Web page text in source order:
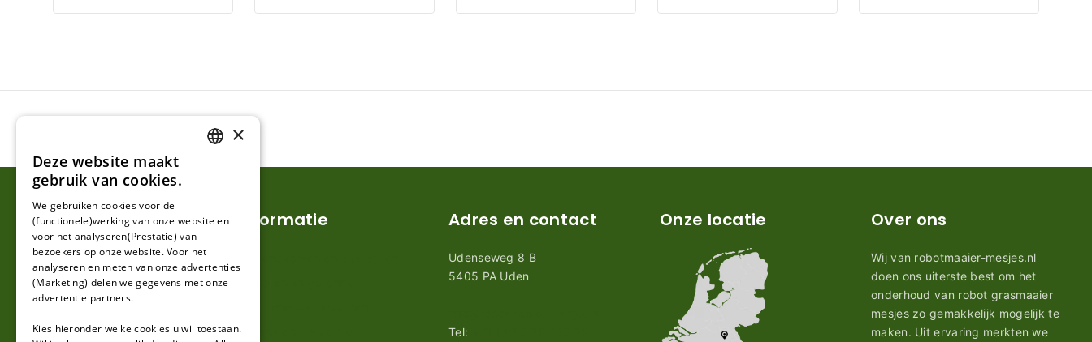
Klantenservice
Mijn account
Klantenservice
Over ons
Informatie
Privacy en Disclaimer
Adres en contact
Udenseweg 8 B
5405 PA Uden
Tel:
Onze locatie Over ons
Wij van robotmaaier-mesjes.nl
doen ons uiterste best om het
onderhoud van robot grasmaaier
mesjes zo gemakkelijk mogelijk te
maken. Uit ervaring merkten we
GERMAN
×
Deze website maakt
gebruik van cookies.
We gebruiken cookies voor de
(functionele)werking van onze website en
voor het analyseren(Prestatie) van
bezoekers op onze website. Voor het
analyseren en meten van onze advertenties
(Marketing) delen we gegevens met onze
advertentie partners.
Kies hieronder welke cookies u wil toestaan.